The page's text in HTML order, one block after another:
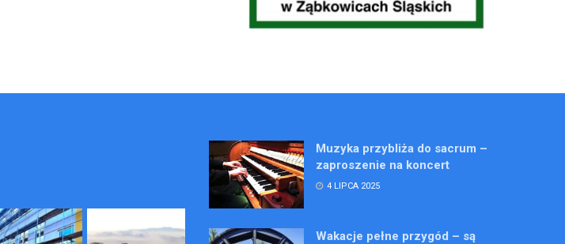
Muzyka przybliża do sacrum –
zaproszenie na koncert
4 LIPCA 2025
Wakacje pełne przygód – są